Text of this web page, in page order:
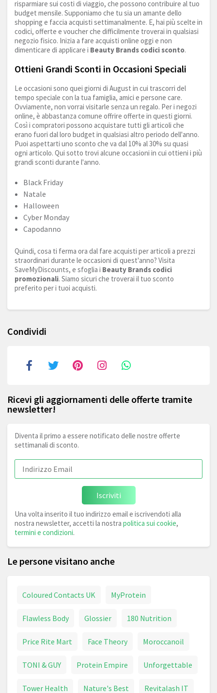
risparmiare sui costi di viaggio, che possono contribuire al tuo
budget mensile. Supponiamo che tu sia un amante dello
shopping e faccia acquisti settimanalmente. E, hai più scelte in
codici, offerte e voucher che difficilmente troverai in qualsiasi
negozio fisico. Inizia a fare acquisti online oggi e non
dimenticare di applicare i Beauty Brands codici sconto.
Ottieni Grandi Sconti in Occasioni Speciali
Le occasioni sono quei giorni di August in cui trascorri del
tempo speciale con la tua famiglia, amici e persone care.
Ovviamente, non vorrai visitarle senza un regalo. Per i negozi
online, è abbastanza comune offrire offerte in questi giorni.
Così i compratori possono acquistare tutti gli articoli che
erano fuori dal loro budget in qualsiasi altro periodo dell'anno.
Puoi aspettarti uno sconto che va dal 10% al 30% su quasi
ogni articolo. Qui sotto trovi alcune occasioni in cui ottieni i più
grandi sconti durante l'anno.
Black Friday
Natale
Halloween
Cyber Monday
Capodanno
Quindi, cosa ti ferma ora dal fare acquisti per articoli a prezzi
straordinari durante le occasioni di quest'anno? Visita
SaveMyDiscounts, e sfoglia i Beauty Brands codici
promozionali. Siamo sicuri che troverai il tuo sconto
preferito per i tuoi acquisti.
Condividi
Ricevi gli aggiornamenti delle offerte tramite
newsletter!
Diventa il primo a essere notificato delle nostre offerte
settimanali di sconto.
Iscriviti
Una volta inserito il tuo indirizzo email e iscrivendoti alla
nostra newsletter, accetti la nostra politica sui cookie,
termini e condizioni.
Le persone visitano anche
Coloured Contacts UK MyProtein
Flawless Body Glossier 180 Nutrition
Price Rite Mart Face Theory Moroccanoil
TONI & GUY Protein Empire Unforgettable
Tower Health Nature's Best Revitalash IT